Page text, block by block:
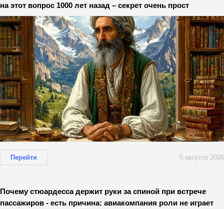
на этот вопрос 1000 лет назад – секрет очень прост
Перейти 5 августа 2026
Почему стюардесса держит руки за спиной при встрече
пассажиров - есть причина: авиакомпания роли не играет